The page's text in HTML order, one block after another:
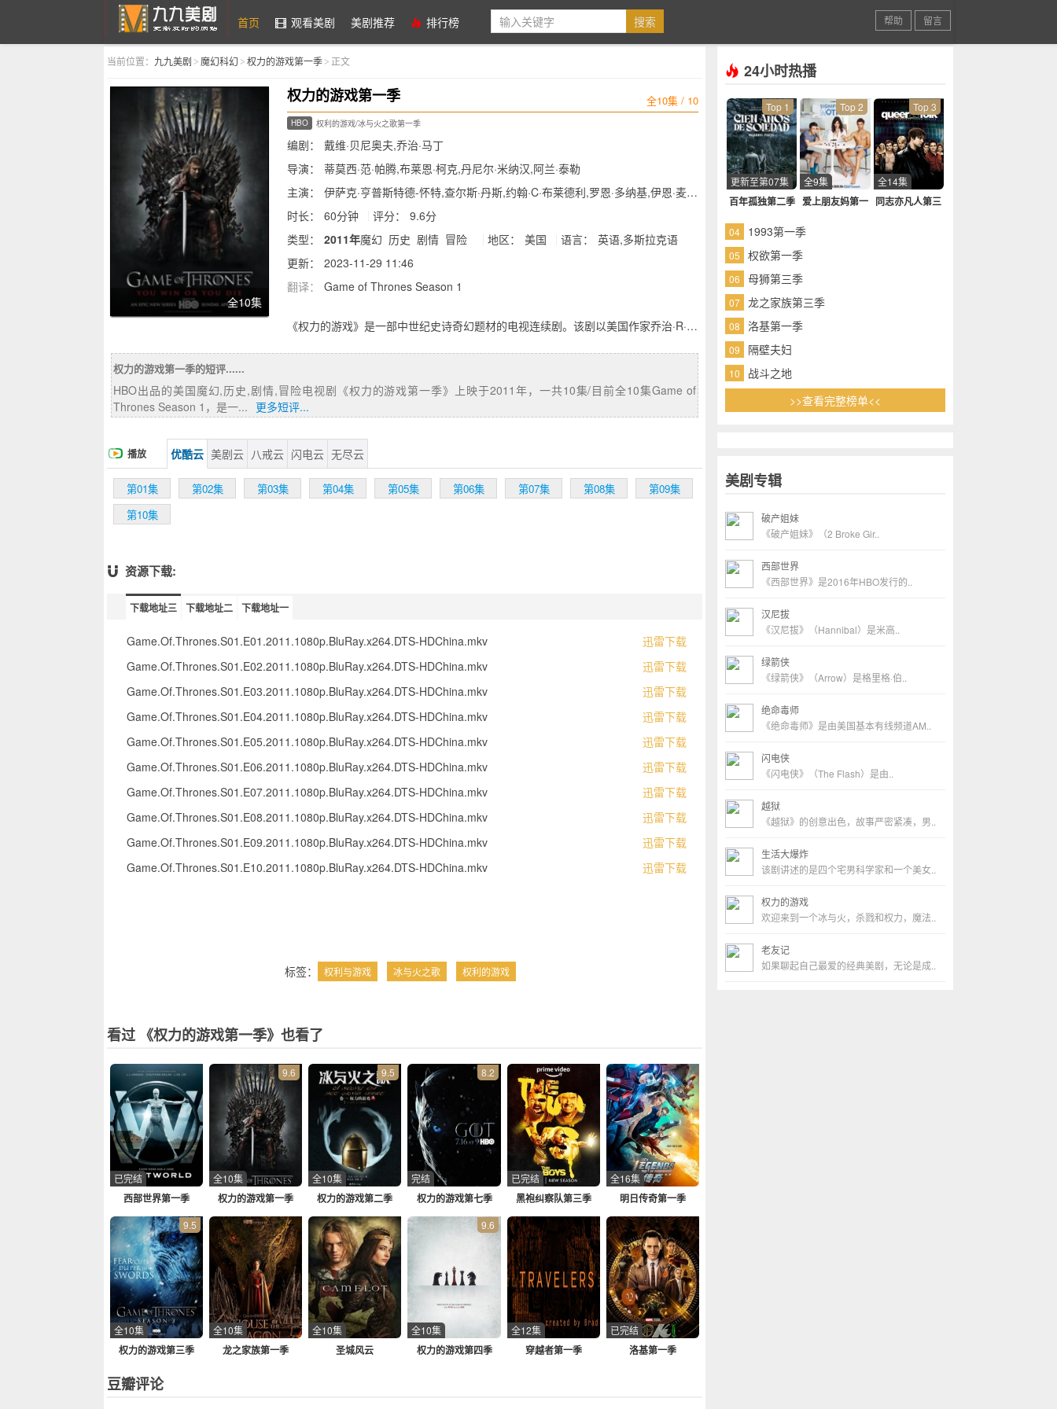
首页 观看美剧 美剧推荐 排行榜 帮助 留言
当前位置： 九九美剧 > 魔幻科幻 > 权力的游戏第一季 > 正文
全10集
权力的游戏第一季 全10集 / 10
HBO 权利的游戏/冰与火之歌第一季
编剧：
戴维·贝尼奥夫,乔治·马丁
导演：
蒂莫西·范·帕腾,布莱恩·柯克,丹尼尔·米纳汉,阿兰·泰勒
主演：
伊萨克·亨普斯特德-怀特,查尔斯·丹斯,约翰·C·布莱德利,罗恩·多纳基,伊恩·麦克
尔希尼,肖恩·宾,米歇尔·费尔利,..
时长： 60分钟 评分：
9.6分
类型：
2011年魔幻 历史 剧情 冒险 地区： 美国 语言：
英语,多斯拉克语
更新：
2023-11-29 11:46
翻译：
Game of Thrones Season 1
《权力的游戏》是一部中世纪史诗奇幻题材的电视连续剧。该剧以美国作家乔治·R·R·
故事背景中虚构的世界，分为两片大陆：位于西面的“日落国度”维斯特洛；位于东面
的类似亚欧大陆。故事从维斯特洛大陆边境处发现远古传说中早已灭 绝的生物开始，
预示着危险即将到来。而这片大陆的临冬城主暨北境统领艾德史塔克家族也迎来了老
友兼国王劳勃·拜拉席恩的来访。国王希望艾德·史塔克（肖恩·宾 Sean Bean 饰）能
担任首相一职，对抗企图夺取铁王座的叛军。危情一触即发，整个王国看似平和的表
面下却是波涛暗涌。权高位重的拜拉席恩家族、勇敢善良的史塔克家族、企图谋取王
位的坦格利安家族、有着不可告人秘密的兰尼斯特家族。这些家族各怀鬼胎，国王的
意外生亡，使国家马上陷入无尽的战乱之中.....
权力的游戏第一季的短评......
HBO出品的美国魔幻,历史,剧情,冒险电视剧《权力的游戏第一季》上映于2011年，一共10集/目前全10集Game of
Thrones Season 1，是一... 更多短评...
播放 优酷云 美剧云 八戒云 闪电云 无尽云
第01集 第02集 第03集 第04集 第05集 第06集 第07集 第08集
第09集
第10集
资源下载:
下载地址三 下载地址二 下载地址一
Game.Of.Thrones.S01.E01.2011.1080p.BluRay.x264.DTS-HDChina.mkv
迅雷下载
Game.Of.Thrones.S01.E02.2011.1080p.BluRay.x264.DTS-HDChina.mkv
迅雷下载
Game.Of.Thrones.S01.E03.2011.1080p.BluRay.x264.DTS-HDChina.mkv
迅雷下载
Game.Of.Thrones.S01.E04.2011.1080p.BluRay.x264.DTS-HDChina.mkv
迅雷下载
Game.Of.Thrones.S01.E05.2011.1080p.BluRay.x264.DTS-HDChina.mkv
迅雷下载
Game.Of.Thrones.S01.E06.2011.1080p.BluRay.x264.DTS-HDChina.mkv
迅雷下载
Game.Of.Thrones.S01.E07.2011.1080p.BluRay.x264.DTS-HDChina.mkv
迅雷下载
Game.Of.Thrones.S01.E08.2011.1080p.BluRay.x264.DTS-HDChina.mkv
迅雷下载
Game.Of.Thrones.S01.E09.2011.1080p.BluRay.x264.DTS-HDChina.mkv
迅雷下载
Game.Of.Thrones.S01.E10.2011.1080p.BluRay.x264.DTS-HDChina.mkv
迅雷下载
标签： 权利与游戏 冰与火之歌 权利的游戏
看过 《权力的游戏第一季》也看了
西部世界第一季
已完结
权力的游戏第一季
9.6
全10集
权力的游戏第二季
9.5
全10集
权力的游戏第七季
8.2
完结
黑袍纠察队第三季
已完结
明日传奇第一季
全16集
权力的游戏第三季
9.5
全10集
龙之家族第一季
全10集
圣城风云
全10集
权力的游戏第四季
9.6
全10集
穿越者第一季
全12集
洛基第一季
已完结
豆瓣评论
24小时热播
百年孤独第二季
Top 1
更新至第07集
爱上朋友妈第一
Top 2
全9集
同志亦凡人第三
Top 3
全14集
04 1993第一季
05 权欲第一季
06 母狮第三季
07 龙之家族第三季
08 洛基第一季
09 隔壁夫妇
10
战斗之地
>>查看完整榜单<<
美剧专辑
破产姐妹
《破产姐妹》（2 Broke Gir..
西部世界
《西部世界》是2016年HBO发行的..
汉尼拔
《汉尼拔》（Hannibal）是米高..
绿箭侠
《绿箭侠》（Arrow）是格里格·伯..
绝命毒师
《绝命毒师》是由美国基本有线频道AM..
闪电侠
《闪电侠》（The Flash）是由..
越狱
《越狱》的创意出色，故事严密紧凑，男..
生活大爆炸
该剧讲述的是四个宅男科学家和一个美女..
权力的游戏
欢迎来到一个冰与火，杀戮和权力，魔法..
老友记
如果聊起自己最爱的经典美剧，无论是成..